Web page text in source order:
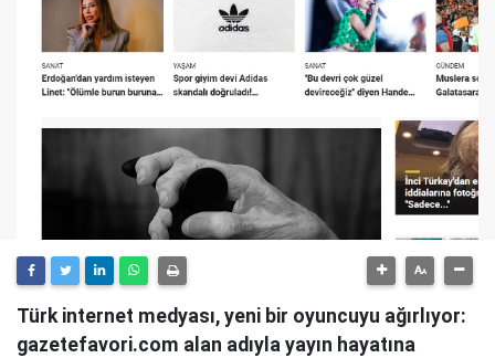
Türk internet medyası, yeni bir oyuncuyu ağırlıyor:
gazetefavori.com alan adıyla yayın hayatına